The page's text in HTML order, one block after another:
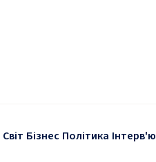
Світ Бізнес Політика Інтерв'ю